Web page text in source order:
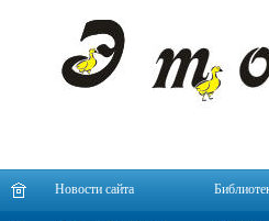
Новости сайта